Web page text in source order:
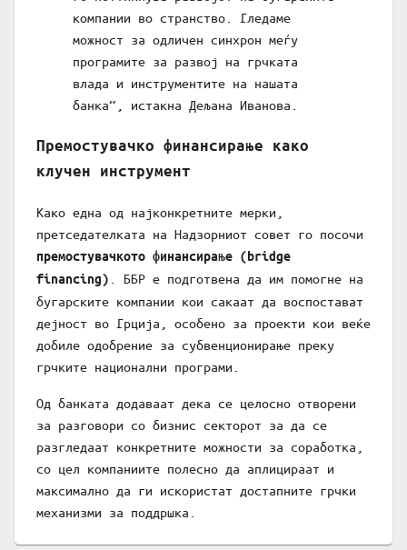
компании во странство. Гледаме
можност за одличен синхрон меѓу
програмите за развој на грчката
влада и инструментите на нашата
банка“, истакна Дељана Иванова.
Премостувачко финансирање како
клучен инструмент
Како една од најконкретните мерки,
претседателката на Надзорниот совет го посочи
премостувачкото финансирање (bridge
financing) . ББР е подготвена да им помогне на
бугарските компании кои сакаат да воспостават
дејност во Грција, особено за проекти кои веќе
добиле одобрение за субвенционирање преку
грчките национални програми.
Од банката додаваат дека се целосно отворени
за разговори со бизнис секторот за да се
разгледаат конкретните можности за соработка,
со цел компаниите полесно да аплицираат и
максимално да ги искористат достапните грчки
механизми за поддршка.